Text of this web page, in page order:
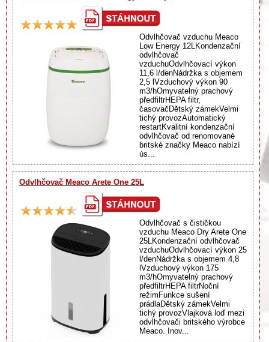
Odvlhčovač vzduchu Meaco
Low Energy 12LKondenzační
odvlhčovač
vzduchuOdvlhčovací výkon
11,6 l/denNádržka s objemem
2,5 lVzduchový výkon 90
m3/hOmyvatelný prachový
předfiltrHEPA filtr,
časovačDětský zámekVelmi
tichý provozAutomatický
restartKvalitní kondenzační
odvlhčovač od renomované
britské značky Meaco nabízí
ús...
Odvlhčovač Meaco Arete One 25L
Odvlhčovač s čističkou
vzduchu Meaco Dry Arete One
25LKondenzační odvlhčovač
vzduchuOdvlhčovací výkon 25
l/denNádržka s objemem 4,8
lVzduchový výkon 175
m3/hOmyvatelný prachový
předfiltrHEPA filtrNoční
režimFunkce sušení
prádlaDětský zámekVelmi
tichý provozVlajková loď mezi
odvlhčovači britského výrobce
Meaco. Inov...